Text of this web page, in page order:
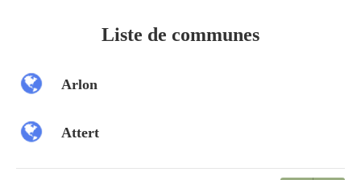
Liste de communes
Arlon
Attert